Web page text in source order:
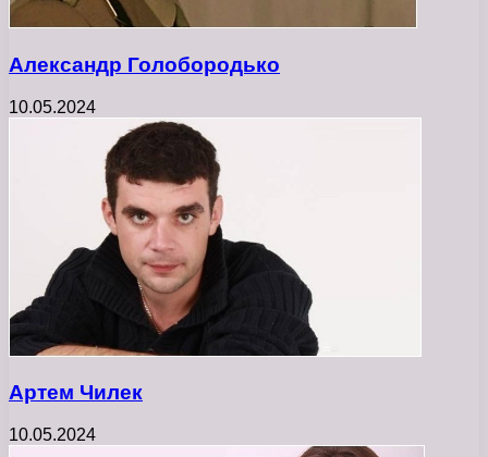
Александр Голобородько
10.05.2024
Артем Чилек
10.05.2024